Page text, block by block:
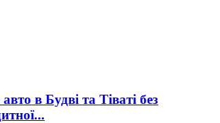
в Будві та Тіваті без